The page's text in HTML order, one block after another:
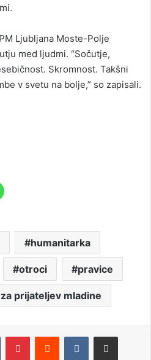
Ljubljana Moste-Polje
med ljudmi. “Sočutje,
Skromnost. Takšni
v svetu na bolje,” so zapisali.
humanitarka
otroci pravice
prijateljev mladine